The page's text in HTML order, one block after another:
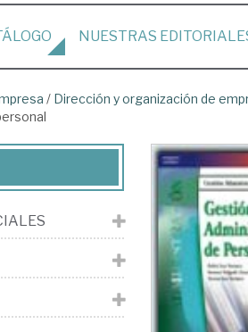
NUESTRAS
/ Dirección y organización de